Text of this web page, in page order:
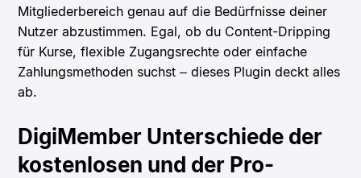
Mitgliederbereich genau auf die Bedürfnisse deiner
Nutzer abzustimmen. Egal, ob du Content-Dripping
für Kurse, flexible Zugangsrechte oder einfache
Zahlungsmethoden suchst – dieses Plugin deckt alles
ab.
DigiMember Unterschiede der
kostenlosen und der Pro-